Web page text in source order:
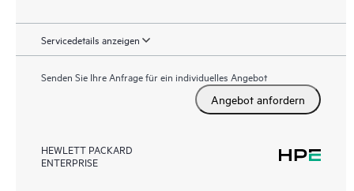
Servicedetails anzeigen
Senden Sie Ihre Anfrage für ein individuelles Angebot
Angebot anfordern
HEWLETT PACKARD
ENTERPRISE